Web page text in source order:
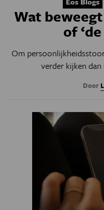
Wat
of
Om
verder kijken
Door